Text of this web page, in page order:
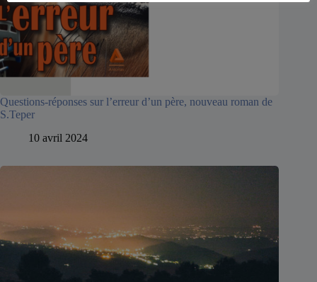
Questions-réponses sur l’erreur d’un père, nouveau roman de
S.Teper
10 avril 2024